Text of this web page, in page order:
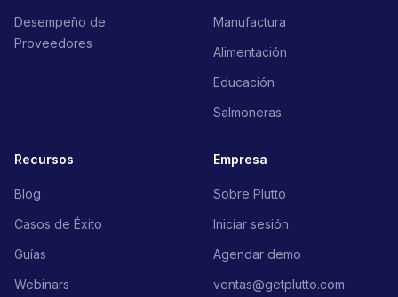
Desempeño de
Proveedores
Manufactura
Alimentación
Educación
Salmoneras
Recursos
Blog
Casos de Éxito
Guías
Webinars
Empresa
Sobre Plutto
Iniciar sesión
Agendar demo
ventas@getplutto.com